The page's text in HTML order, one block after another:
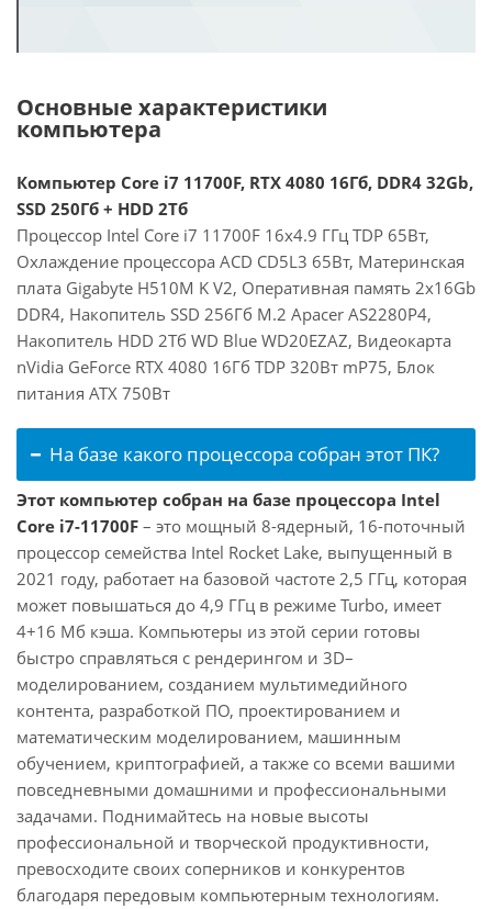
Основные характеристики
компьютера
Компьютер Core i7 11700F, RTX 4080 16Гб, DDR4 32Gb,
SSD 250Гб + HDD 2Тб
Процессор Intel Core i7 11700F 16x4.9 ГГц TDP 65Вт,
Охлаждение процессора ACD CD5L3 65Вт, Материнская
плата Gigabyte H510M K V2, Оперативная память 2x16Gb
DDR4, Накопитель SSD 256Гб M.2 Apacer AS2280P4,
Накопитель HDD 2Тб WD Blue WD20EZAZ, Видеокарта
nVidia GeForce RTX 4080 16Гб TDP 320Вт mP75, Блок
питания ATX 750Вт
На базе какого процессора собран этот ПК?
Этот компьютер собран на базе процессора Intel
Core i7-11700F – это мощный 8-ядерный, 16-поточный
процессор семейства Intel Rocket Lake, выпущенный в
2021 году, работает на базовой частоте 2,5 ГГц, которая
может повышаться до 4,9 ГГц в режиме Turbo, имеет
4+16 Мб кэша. Компьютеры из этой серии готовы
быстро справляться с рендерингом и 3D–
моделированием, созданием мультимедийного
контента, разработкой ПО, проектированием и
математическим моделированием, машинным
обучением, криптографией, а также со всеми вашими
повседневными домашними и профессиональными
задачами. Поднимайтесь на новые высоты
профессиональной и творческой продуктивности,
превосходите своих соперников и конкурентов
благодаря передовым компьютерным технологиям.